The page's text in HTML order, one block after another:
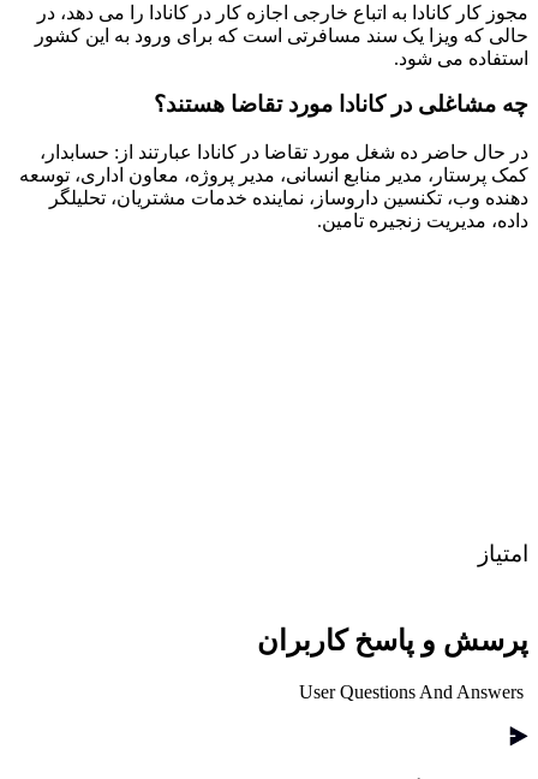
مجوز کار کانادا به اتباع خارجی اجازه کار در کانادا را می دهد، در
حالی که ویزا یک سند مسافرتی است که برای ورود به این کشور
استفاده می شود.
چه مشاغلی در کانادا مورد تقاضا هستند؟
در حال حاضر ده شغل مورد تقاضا در کانادا عبارتند از: حسابدار،
کمک پرستار، مدیر منابع انسانی، مدیر پروژه، معاون اداری، توسعه
دهنده وب، تکنسین داروساز، نماینده خدمات مشتریان، تحلیلگر
داده، مدیریت زنجیره تامین.
امتیاز
پرسش و پاسخ کاربران